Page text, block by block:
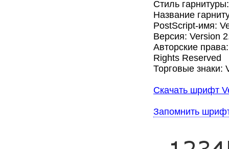
Стиль
Название
PostScript-имя:
Версия: Version
Авторские
Rights Reserved
Торговые знаки:
Скачать шрифт
Запомнить